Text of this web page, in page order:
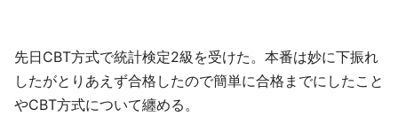
先日CBT方式で統計検定2級を受けた。本番は妙に下振れ
したがとりあえず合格したので簡単に合格までにしたこと
やCBT方式について纏める。